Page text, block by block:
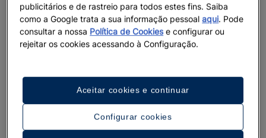
publicitários e de rastreio para todos estes fins. Saiba
como a Google trata a sua informação pessoalaqui. Pode
consultar a nossa Política de Cookiese configurar ou
rejeitar os cookies acessando à Configuração.
Configurar cookies
Aceitar cookies e continuar